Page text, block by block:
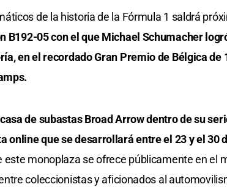
de la historia de la Fórmula 1 saldrá
B192-05 con el que Michael Schumacher
en el recordado Gran Premio de Bélgica de
de subastas Broad Arrow dentro de su
online que se desarrollará entre el 23 y el 30
este monoplaza se ofrece públicamente en el
coleccionistas y aficionados al